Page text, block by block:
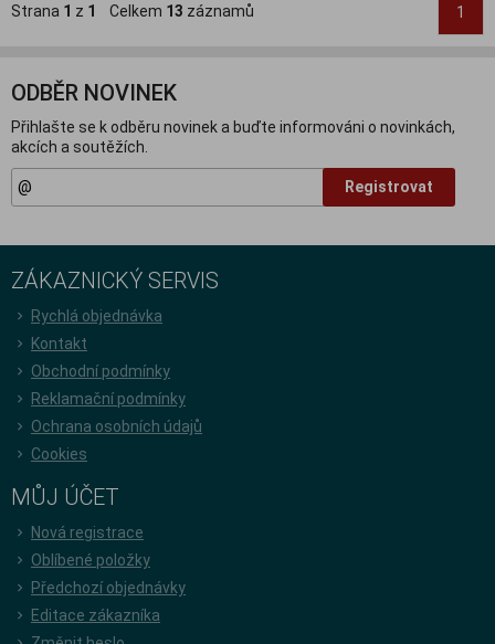
Strana 1 z 1 Celkem 13 záznamů 1
ODBĚR NOVINEK
Přihlašte se k odběru novinek a buďte informováni o novinkách,
akcích a soutěžích.
Registrovat
ZÁKAZNICKÝ SERVIS
Rychlá objednávka
Kontakt
Obchodní podmínky
Reklamační podmínky
Ochrana osobních údajů
Cookies
MŮJ ÚČET
Nová registrace
Oblíbené položky
Předchozí objednávky
Editace zákazníka